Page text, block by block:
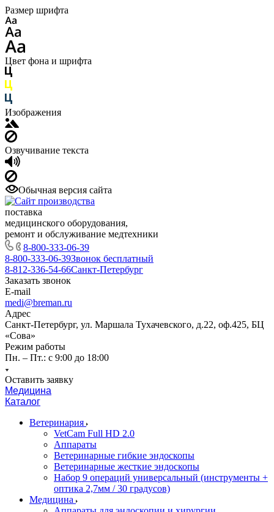
Размер шрифта
Цвет фона и шрифта
Изображения
Озвучивание текста
Обычная версия сайта
поставка
медицинского оборудования,
ремонт и обслуживание медтехники
8-800-333-06-39
8-800-333-06-39Звонок бесплатный
8-812-336-54-66Санкт-Петербург
Заказать звонок
E-mail
medi@breman.ru
Адрес
Санкт-Петербург, ул. Маршала Тухачевского, д.22, оф.425, БЦ
«Сова»
Режим работы
Пн. – Пт.: с 9:00 до 18:00
Оставить заявку
Медицина
Каталог
Ветеринария
VetCam Full HD 2.0
Аппараты
Ветеринарные гибкие эндоскопы
Ветеринарные жесткие эндоскопы
Набор 9 операций универсальный (инструменты +
оптика 2,7мм / 30 градусов)
Медицина